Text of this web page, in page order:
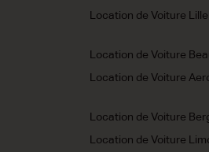
Location de Voiture
Location de Voiture
Location de Voiture
Location de Voiture
Location de Voiture